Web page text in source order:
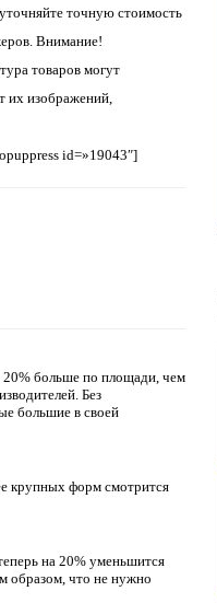
точную стоимость
Внимание!
товаров могут
их изображений,
id=»19043″]
20% больше по площади, чем
Без
большие в своей
крупных форм смотрится
на 20% уменьшится
образом, что не нужно